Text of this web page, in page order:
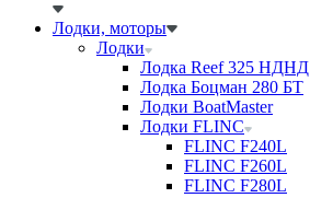
Лодки, моторы
Лодки
Лодка Reef 325 НДНД
Лодка Боцман 280 БТ
Лодки BoatMaster
Лодки FLINC
FLINC F240L
FLINC F260L
FLINC F280L